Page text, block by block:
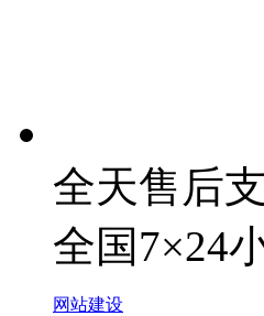
全天售后
全国7×24
网站建设